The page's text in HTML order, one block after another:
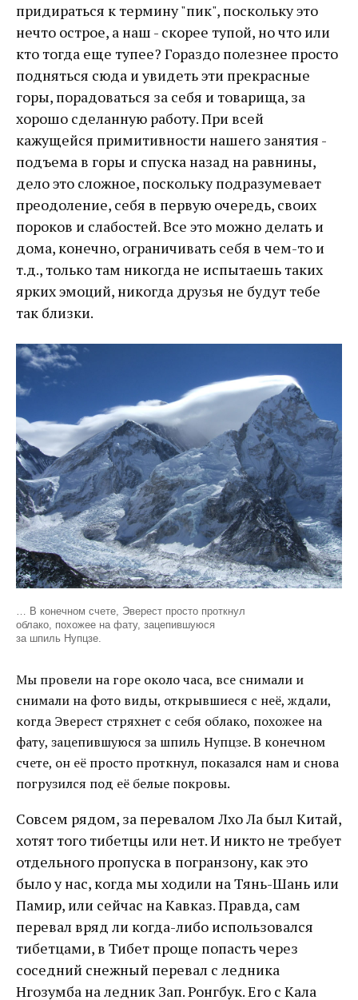
придираться к термину "пик", поскольку это
нечто острое, а наш - скорее тупой, но что или
кто тогда еще тупее? Гораздо полезнее просто
подняться сюда и увидеть эти прекрасные
горы, порадоваться за себя и товарища, за
хорошо сделанную работу. При всей
кажущейся примитивности нашего занятия -
подъема в горы и спуска назад на равнины,
дело это сложное, поскольку подразумевает
преодоление, себя в первую очередь, своих
пороков и слабостей. Все это можно делать и
дома, конечно, ограничивать себя в чем-то и
т.д., только там никогда не испытаешь таких
ярких эмоций, никогда друзья не будут тебе
так близки.
… В конечном счете, Эверест просто проткнул
облако, похожее на фату, зацепившуюся
за шпиль Нупцзе.
Мы провели на горе около часа, все снимали и
снимали на фото виды, открывшиеся с неё, ждали,
когда Эверест стряхнет с себя облако, похожее на
фату, зацепившуюся за шпиль Нупцзе. В конечном
счете, он её просто проткнул, показался нам и снова
погрузился под её белые покровы.
Совсем рядом, за перевалом Лхо Ла был Китай,
хотят того тибетцы или нет. И никто не требует
отдельного пропуска в погранзону, как это
было у нас, когда мы ходили на Тянь-Шань или
Памир, или сейчас на Кавказ. Правда, сам
перевал вряд ли когда-либо использовался
тибетцами, в Тибет проще попасть через
соседний снежный перевал с ледника
Нгозумба на ледник Зап. Ронгбук. Его с Кала